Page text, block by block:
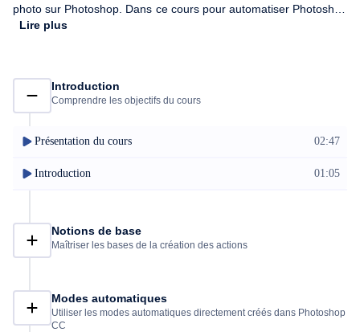
photo sur Photoshop. Dans ce cours pour automatiser Photoshop
en ligne, vous apprendrez à vous passer de tout langage de
gestes qu’il pourra ensuite répéter de façon autonome, ce qui
sera un réel gain de temps pour vous. Puis vous pourrez, grâce à
secondes, changer leurs tailles et leurs formats pour qu’elles
scripts Photoshop qui vous faciliteront l’utilisation du logiciel ! À la
efficace. N’hésitez plus, lancez-vous ! Ne perdez plus de temps et
optimisez Photoshop comme un pro !
Lire plus
Introduction
Comprendre les objectifs du cours
Présentation du cours 02:47
Introduction 01:05
Notions de base
Maîtriser les bases de la création des actions
Modes automatiques
Utiliser les modes automatiques directement créés dans Photoshop
CC